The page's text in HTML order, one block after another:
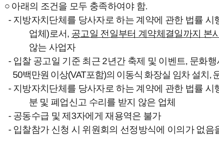
○ 아래의 조건을 모두 충족하여야 함.
- 지방자치단체를 당사자로 하는 계약에 관한 법률 시
업체)로서, 공고일 전일부터 계약체결일까지 본
않는 사업자
- 입찰 공고일 기준 최근 2년간 축제 및 이벤트, 문화행
50백만원 이상(VAT포함)의 이동식 화장실 임차 설치,
- 지방자치단체를 당사자로 하는 계약에 관한 법률 시
분 및 폐업신고 수리를 받지 않은 업체
- 공동수급 및 제3자에게 재용역은 불가
- 입찰참가 신청 시 위원회의 선정방식에 이의가 없음